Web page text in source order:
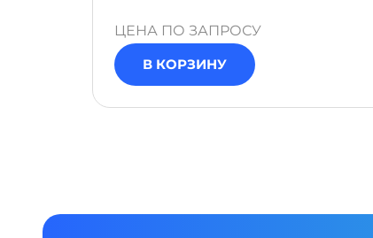
ЦЕНА ПО ЗАПРОСУ
В КОРЗИНУ